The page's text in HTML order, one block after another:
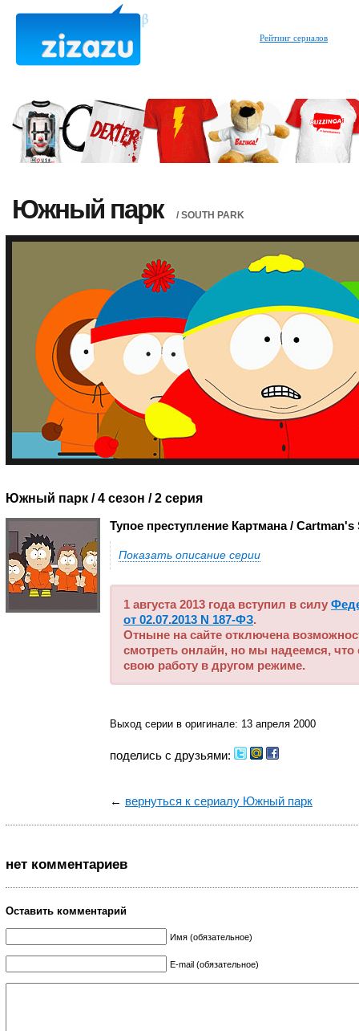
Рейтинг сериалов
Южный парк / SOUTH PARK
Южный парк / 4 сезон / 2 серия
Тупое преступление Картмана /
Показать описание серии
1 августа 2013 года вступил в силу
от 02.07.2013 N 187-ФЗ.
Отныне на сайте отключена
смотреть онлайн, но мы надеемся, что
свою работу в другом режиме.
Выход серии в оригинале: 13 апреля 2000
поделись с друзьями:
← вернуться к сериалу Южный парк
нет комментариев
Оставить комментарий
Имя (обязательное)
E-mail (обязательное)